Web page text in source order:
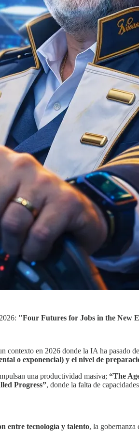
"Four Futures for Jobs in the New
en 2026 donde la IA ha pasado
o exponencial) y el nivel de
una productividad masiva; “The
Progress”, donde la falta de
entre tecnología y talento, la gobernanza